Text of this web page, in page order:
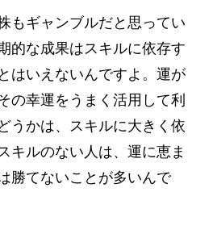
もギャンブルだと思ってい
的な成果はスキルに依存す
はいえないんですよ。運が
の幸運をうまく活用して利
うかは、スキルに大きく依
キルのない人は、運に恵ま
勝てないことが多いんで